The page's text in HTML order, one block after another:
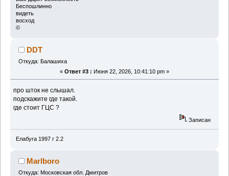
Беспошлинно
видеть
восход
©
DDT
Откуда: Балашиха
« Ответ #3 : Июня 22, 2026, 10:41:10 pm »
про шток не слышал.
подскажите где такой.
где стоит ГЦС ?
Записан
Елабуга 1997 г 2.2
Marlboro
Откуда: Московская обл. Дмитров